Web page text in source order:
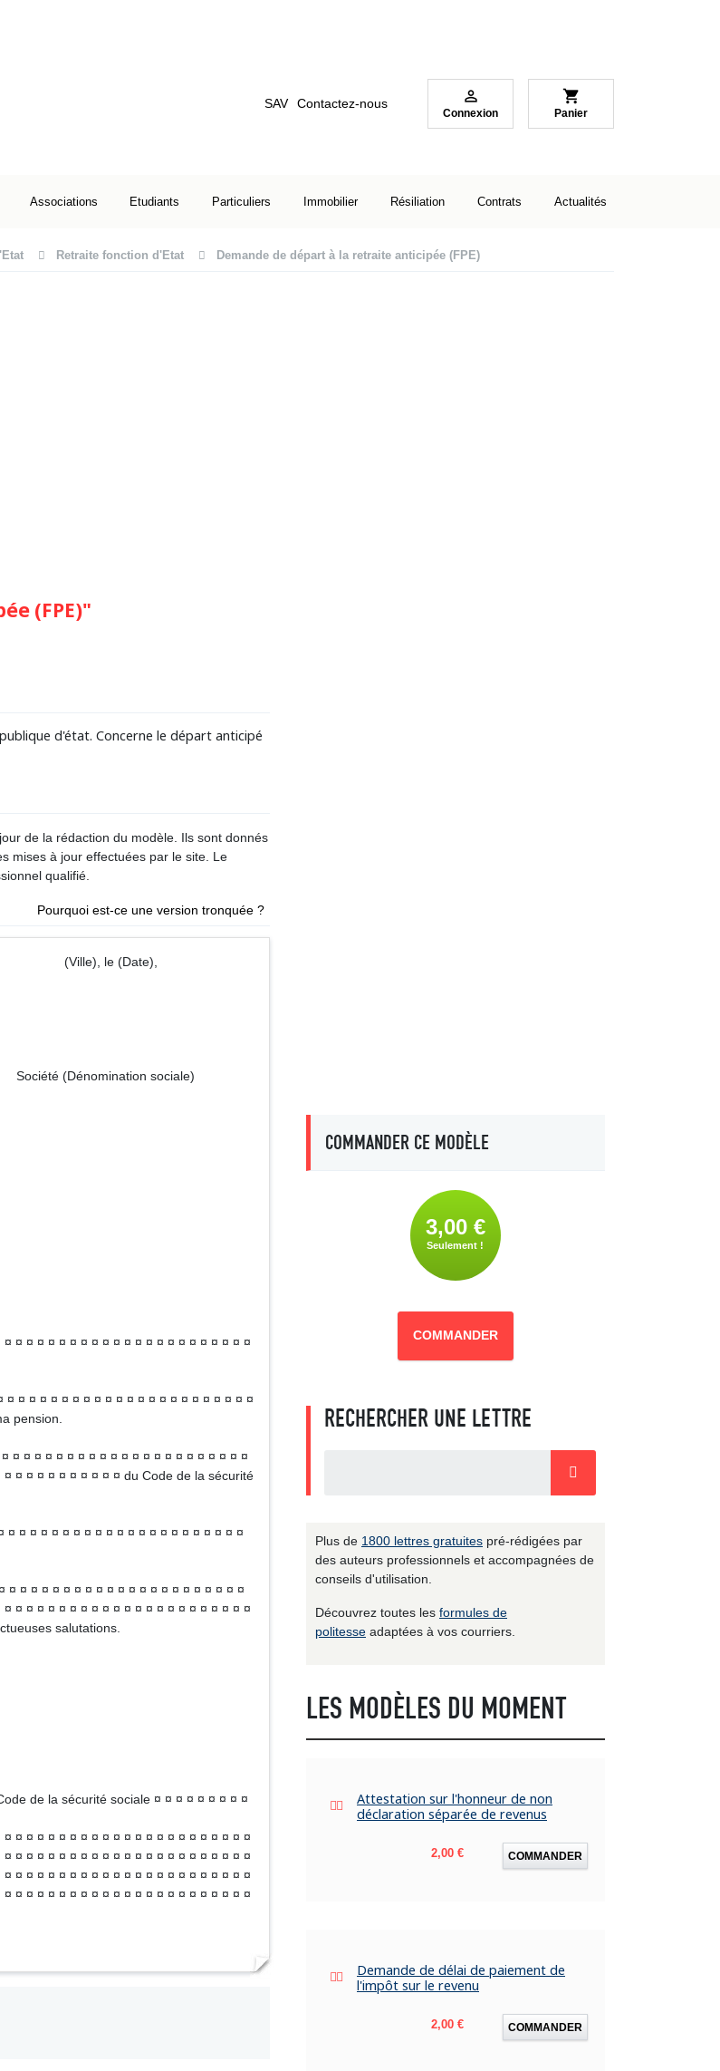
SAV Contactez-nous 
Connexion
shopping_cart
Panier
Associations Etudiants Particuliers Immobilier Résiliation Contrats Actualités
Retraite fonction d'Etat Demande de départ à la retraite anticipée (FPE)
(FPE)"
d'état. Concerne le départ anticipé
de la rédaction du modèle. Ils sont donnés
mises à jour effectuées par le site. Le
qualifié.
Pourquoi est-ce une version tronquée ?
(Date),
sociale)
¤ ¤ ¤ ¤ ¤ ¤ ¤ ¤ ¤ ¤ ¤ ¤ ¤ ¤ ¤ ¤ ¤ ¤ ¤ ¤ ¤ ¤
¤ ¤ ¤ ¤ ¤ ¤ ¤ ¤ ¤ ¤ ¤ ¤ ¤ ¤ ¤ ¤ ¤ ¤ ¤ ¤ ¤ ¤
pension.
¤ ¤ ¤ ¤ ¤ ¤ ¤ ¤ ¤ ¤ ¤ ¤ ¤ ¤ ¤ ¤ ¤ ¤ ¤ ¤ ¤ ¤
¤ ¤ ¤ ¤ ¤ ¤ ¤ ¤ ¤ ¤ du Code de la sécurité
¤ ¤ ¤ ¤ ¤ ¤ ¤ ¤ ¤ ¤ ¤ ¤ ¤ ¤ ¤ ¤ ¤ ¤ ¤ ¤ ¤
¤ ¤ ¤ ¤ ¤ ¤ ¤ ¤ ¤ ¤ ¤ ¤ ¤ ¤ ¤ ¤ ¤ ¤ ¤ ¤ ¤ ¤
¤ ¤ ¤ ¤ ¤ ¤ ¤ ¤ ¤ ¤ ¤ ¤ ¤ ¤ ¤ ¤ ¤ ¤ ¤ ¤ ¤ ¤
salutations.
de la sécurité sociale ¤ ¤ ¤ ¤ ¤ ¤ ¤ ¤ ¤
¤ ¤ ¤ ¤ ¤ ¤ ¤ ¤ ¤ ¤ ¤ ¤ ¤ ¤ ¤ ¤ ¤ ¤ ¤ ¤ ¤ ¤
¤ ¤ ¤ ¤ ¤ ¤ ¤ ¤ ¤ ¤ ¤ ¤ ¤ ¤ ¤ ¤ ¤ ¤ ¤ ¤ ¤ ¤
¤ ¤ ¤ ¤ ¤ ¤ ¤ ¤ ¤ ¤ ¤ ¤ ¤ ¤ ¤ ¤ ¤ ¤ ¤ ¤ ¤ ¤
¤ ¤ ¤ ¤ ¤ ¤ ¤ ¤ ¤ ¤ ¤ ¤ ¤ ¤ ¤ ¤ ¤ ¤ ¤ ¤ ¤ ¤
COMMANDER CE MODÈLE
3,00 €
Seulement !
COMMANDER
RECHERCHER UNE LETTRE
Plus de 1800 lettres gratuites pré-rédigées par
des auteurs professionnels et accompagnées de
conseils d'utilisation.
Découvrez toutes les formules de
politesse adaptées à vos courriers.
LES MODÈLES DU MOMENT
Attestation sur l'honneur de non
déclaration séparée de revenus
Prix
2,00 € COMMANDER
Demande de délai de paiement de
l'impôt sur le revenu
Prix
2,00 € COMMANDER